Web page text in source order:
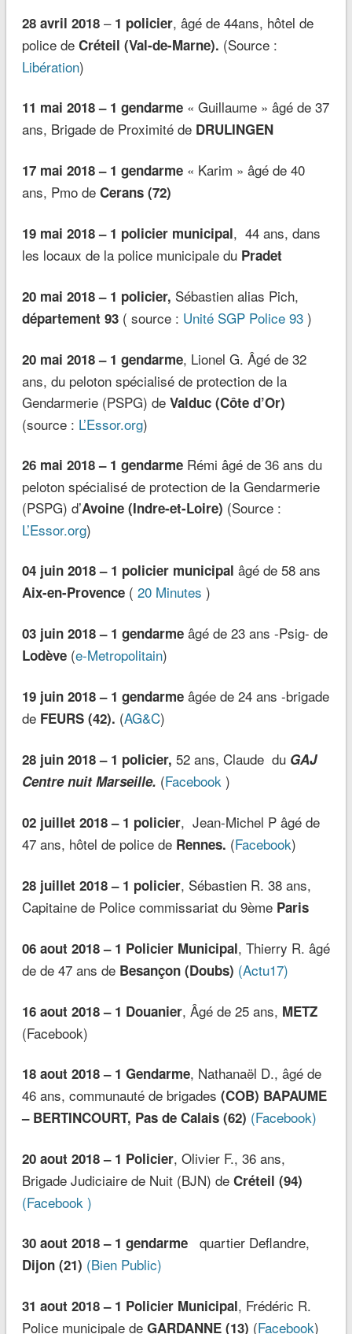
28 avril 2018– 1 policier, âgé de 44ans, hôtel de
police de Créteil (Val-de-Marne). (Source :
Libération)
11 mai 2018 – 1 gendarme« Guillaume » âgé de 37
ans, Brigade de Proximité de DRULINGEN
17 mai 2018 – 1 gendarme« Karim » âgé de 40
ans, Pmo deCerans (72)
19 mai 2018 – 1 policier municipal, 44 ans, dans
les locaux de la police municipale du Pradet
20 mai 2018 – 1 policier, Sébastien alias Pich,
département 93 ( source : Unité SGP Police 93)
20 mai 2018 – 1 gendarme, Lionel G. Âgé de 32
ans, du peloton spécialisé de protection de la
Gendarmerie (PSPG) de Valduc (Côte d’Or)
(source : L’Essor.org)
26 mai 2018 – 1 gendarmeRémi âgé de 36 ans du
peloton spécialisé de protection de la Gendarmerie
(PSPG) d’Avoine (Indre-et-Loire) (Source :
L’Essor.org)
04 juin 2018 – 1 policier municipal âgé de 58 ans
Aix-en-Provence( 20 Minutes )
03 juin 2018 – 1 gendarmeâgé de 23 ans -Psig- de
Lodève (e-Metropolitain)
19 juin 2018 – 1 gendarmeâgée de 24 ans -brigade
de FEURS (42). (AG&C)
28 juin 2018 – 1 policier, 52 ans, Claude du GAJ
Centre nuit Marseille. (Facebook)
02 juillet 2018 – 1 policier, Jean-Michel P âgé de
47 ans, hôtel de police de Rennes. (Facebook)
28 juillet 2018 – 1 policier, Sébastien R. 38 ans,
Capitaine de Police commissariat du 9ème Paris
06 aout 2018 – 1 Policier Municipal, Thierry R. âgé
de de 47 ans de Besançon (Doubs) (Actu17)
16 aout 2018 – 1 Douanier, Âgé de 25 ans, METZ
(Facebook)
18 aout 2018 – 1 Gendarme, Nathanaël D., âgé de
46 ans, communauté de brigades (COB) BAPAUME
– BERTINCOURT, Pas de Calais (62) (Facebook)
20 aout 2018 – 1 Policier, Olivier F., 36 ans,
Brigade Judiciaire de Nuit (BJN) de Créteil (94)
(Facebook )
30 aout 2018 – 1 gendarmequartier Deflandre,
Dijon (21) (Bien Public)
31 aout 2018 – 1 Policier Municipal, Frédéric R.
Police municipale de GARDANNE (13) (Facebook)